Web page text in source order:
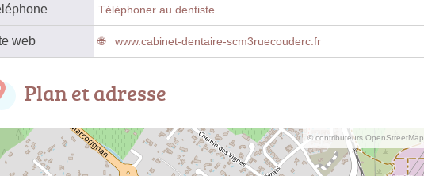
Téléphoner au dentiste
web www.cabinet-dentaire-scm3ruecouderc.fr
Plan et adresse
© contributeurs OpenStreetMap